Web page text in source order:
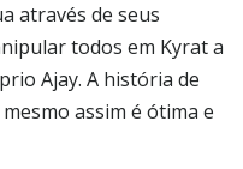
através de seus
todos em Kyrat a
Ajay. A história de
assim é ótima e